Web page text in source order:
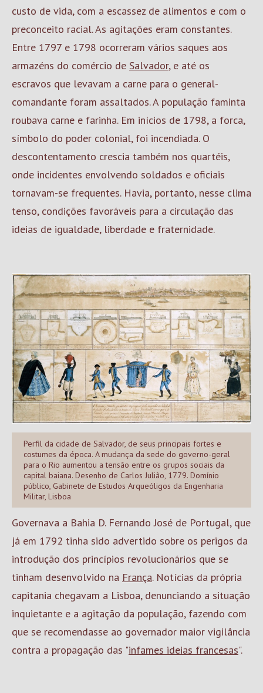
custo de vida, com a escassez de alimentos e com o
preconceito racial. As agitações eram constantes.
Entre 1797 e 1798 ocorreram vários saques aos
armazéns do comércio de Salvador, e até os
escravos que levavam a carne para o general-
comandante foram assaltados. A população faminta
roubava carne e farinha. Em inícios de 1798, a forca,
símbolo do poder colonial, foi incendiada. O
descontentamento crescia também nos quartéis,
onde incidentes envolvendo soldados e oficiais
tornavam-se frequentes. Havia, portanto, nesse clima
tenso, condições favoráveis para a circulação das
ideias de igualdade, liberdade e fraternidade.
Perfil da cidade de Salvador, de seus principais fortes e
costumes da época. A mudança da sede do governo-geral
para o Rio aumentou a tensão entre os grupos sociais da
capital baiana. Desenho de Carlos Julião, 1779. Domínio
público, Gabinete de Estudos Arqueóligos da Engenharia
Militar, Lisboa
Governava a Bahia D. Fernando José de Portugal, que
já em 1792 tinha sido advertido sobre os perigos da
introdução dos princípios revolucionários que se
tinham desenvolvido na França. Notícias da própria
capitania chegavam a Lisboa, denunciando a situação
inquietante e a agitação da população, fazendo com
que se recomendasse ao governador maior vigilância
contra a propagação das "infames ideias francesas".